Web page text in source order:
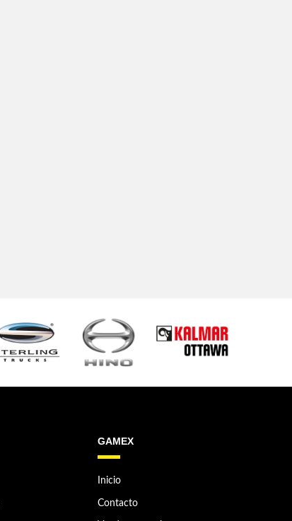
GAMEX
Inicio
Contacto